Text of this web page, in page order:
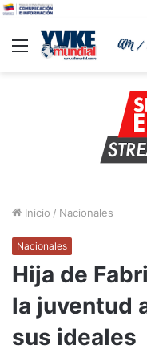
Menu
Inicio / Nacionales
Nacionales
Hija de
la juventud
sus ideales